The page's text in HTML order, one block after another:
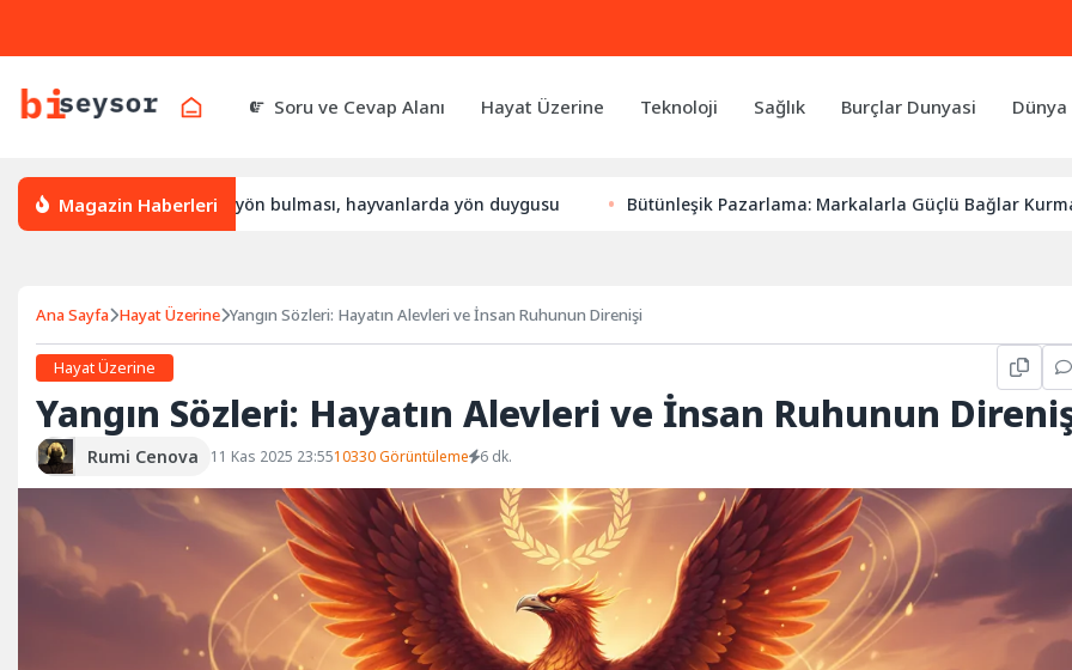
Soru ve Cevap Alanı Hayat Üzerine Teknoloji Sağlık Burçlar Dunyasi
Magazin Haberleri
bulur, leylek yön bulması, hayvanlarda yön duygusu Bütünleşik Pazarlama: Markalarla Güçlü Bağlar Kurmanın
Ana Sayfa Hayat Üzerine Yangın Sözleri: Hayatın Alevleri ve İnsan Ruhunun Direnişi
Hayat Üzerine
Yangın Sözleri: Hayatın Alevleri ve İnsan Ruhunun
Rumi Cenova 11 Kas 2025 23:5510330 Görüntüleme 6 dk.